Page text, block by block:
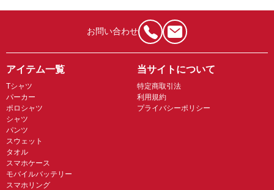
お問い合わせ
アイテム一覧
Tシャツ
パーカー
ポロシャツ
シャツ
パンツ
スウェット
タオル
スマホケース
モバイルバッテリー
スマホリング
当サイトについて
特定商取引法
利用規約
プライバシーポリシー